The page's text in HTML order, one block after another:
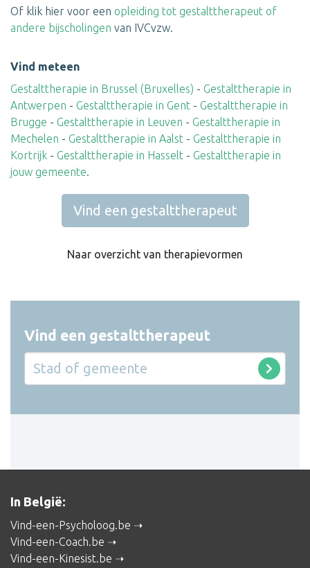
Of klik hier voor een opleiding tot gestalttherapeut of
andere bijscholingen van IVCvzw.
Vind meteen
Gestalttherapie in Brussel (Bruxelles) - Gestalttherapie in
Antwerpen - Gestalttherapie in Gent - Gestalttherapie in
Brugge - Gestalttherapie in Leuven - Gestalttherapie in
Mechelen - Gestalttherapie in Aalst - Gestalttherapie in
Kortrijk - Gestalttherapie in Hasselt - Gestalttherapie in
jouw gemeente.
Vind een gestalttherapeut
Naar overzicht van therapievormen
Vind een gestalttherapeut
In België:
Vind-een-Psycholoog.be
Vind-een-Coach.be
Vind-een-Kinesist.be